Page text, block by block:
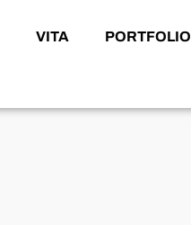
VITA PORTFOLIO